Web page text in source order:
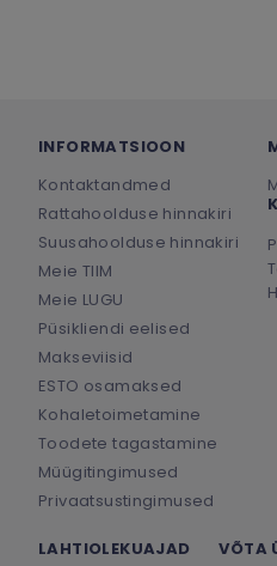
INFORMATSIOON
Kontaktandmed
Rattahoolduse hinnakiri
Suusahoolduse hinnakiri
Meie TIIM
Meie LUGU
Püsikliendi eelised
Makseviisid
ESTO osamaksed
Kohaletoimetamine
Toodete tagastamine
Müügitingimused
Privaatsustingimused
LAHTIOLEKUAJAD
VÕTA